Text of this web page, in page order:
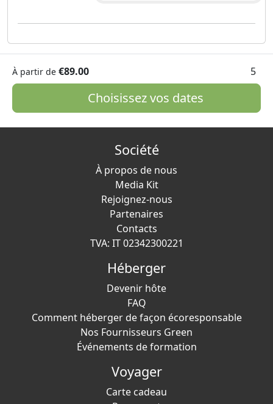
À partir de €89.00 5
Choisissez vos dates
Société
À propos de nous
Media Kit
Rejoignez-nous
Partenaires
Contacts
TVA: IT 02342300221
Héberger
Devenir hôte
FAQ
Comment héberger de façon écoresponsable
Nos Fournisseurs Green
Événements de formation
Voyager
Carte cadeau